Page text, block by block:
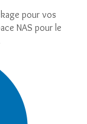
pour vos
NAS pour le